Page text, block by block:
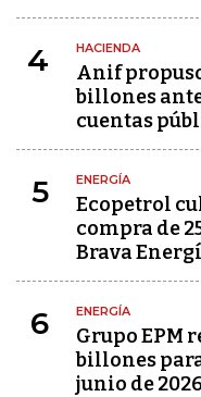
4 HACIENDA
Anif
billones
cuentas
5 ENERGÍA
Ecopetrol
compra de
Brava
6 ENERGÍA
Grupo EPM
billones
junio de